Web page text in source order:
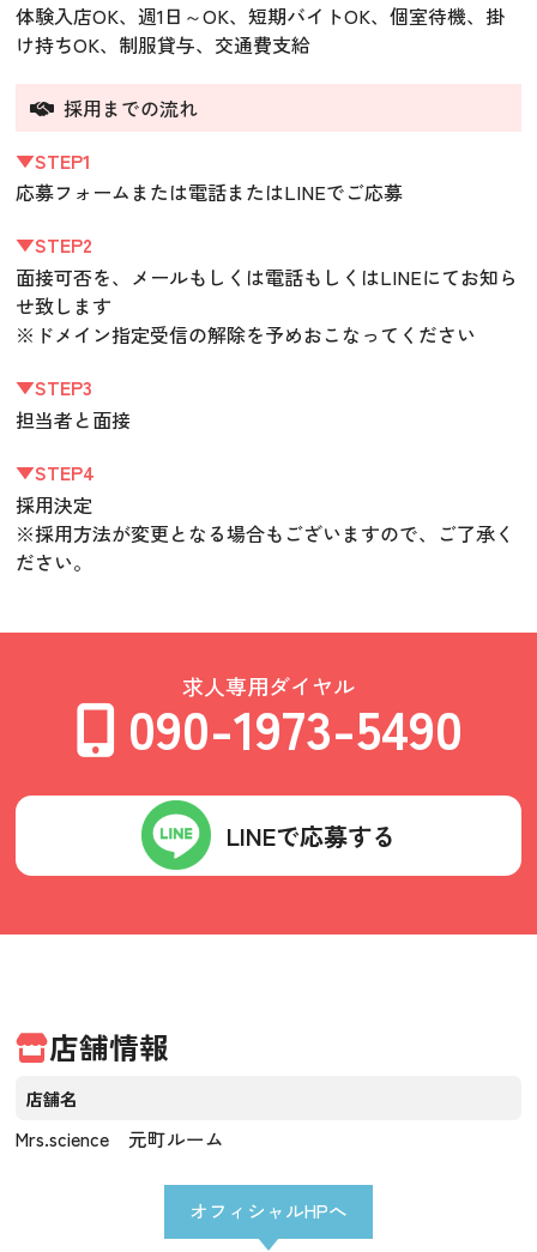
体験入店OK、週1日～OK、短期バイトOK、個室待機、掛
け持ちOK、制服貸与、交通費支給
採用までの流れ
▼STEP1
応募フォームまたは電話またはLINEでご応募
▼STEP2
面接可否を、メールもしくは電話もしくはLINEにてお知ら
せ致します
※ドメイン指定受信の解除を予めおこなってください
▼STEP3
担当者と面接
▼STEP4
採用決定
※採用方法が変更となる場合もございますので、ご了承く
ださい。
求人専用ダイヤル
090-1973-5490
LINEで応募する
店舗情報
店舗名
Mrs.science 元町ルーム
オフィシャルHPへ